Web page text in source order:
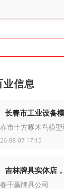
业信息
长春市工业设备
市十方啄木鸟模型
08-07 17:15
吉林牌具实体店
千赢牌具公司